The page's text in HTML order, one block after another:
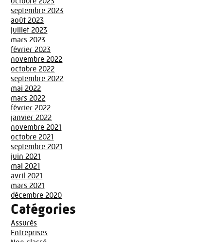
septembre 2023
août 2023
juillet 2023
mars 2023
février 2023
novembre 2022
octobre 2022
septembre 2022
mai 2022
mars 2022
février 2022
janvier 2022
novembre 2021
octobre 2021
septembre 2021
juin 2021
mai 2021
avril 2021
mars 2021
décembre 2020
Catégories
Assurés
Entreprises